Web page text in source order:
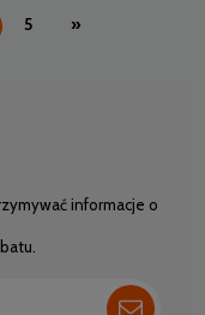
5 »
informacje o